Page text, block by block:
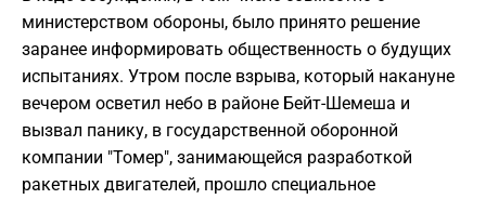
министерством обороны, было принято решение
заранее информировать общественность о будущих
испытаниях. Утром после взрыва, который накануне
вечером осветил небо в районе Бейт-Шемеша и
вызвал панику, в государственной оборонной
компании "Томер", занимающейся разработкой
ракетных двигателей, прошло специальное